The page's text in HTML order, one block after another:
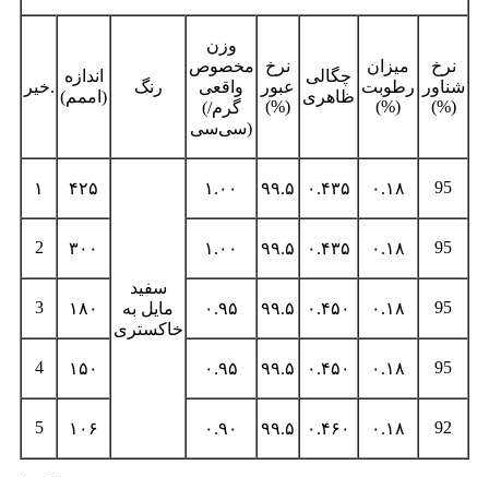
خیر.
اندازه
(اممم)
رنگ
وزن
مخصوص
واقعی
(گرم/
سی‌سی)
نرخ
عبور
(%)
چگالی
ظاهری
میزان
رطوبت
(%)
نرخ
شناور
(%)
۱ ۴۲۵
سفید
مایل به
خاکستری
۱.۰۰ ۹۹.۵ ۰.۴۳۵ ۰.۱۸ 95
2 ۳۰۰ ۱.۰۰ ۹۹.۵ ۰.۴۳۵ ۰.۱۸ 95
3 ۱۸۰ ۰.۹۵ ۹۹.۵ ۰.۴۵۰ ۰.۱۸ 95
4 ۱۵۰ ۰.۹۵ ۹۹.۵ ۰.۴۵۰ ۰.۱۸ 95
5 ۱۰۶ ۰.۹۰ ۹۹.۵ ۰.۴۶۰ ۰.۱۸ 92